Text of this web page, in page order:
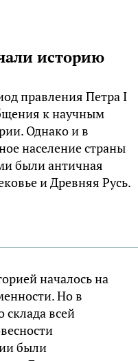
историю
правления Петра I
к научным
Однако и в
население страны
были античная
и Древняя Русь.
началось на
Но в
склада всей
были